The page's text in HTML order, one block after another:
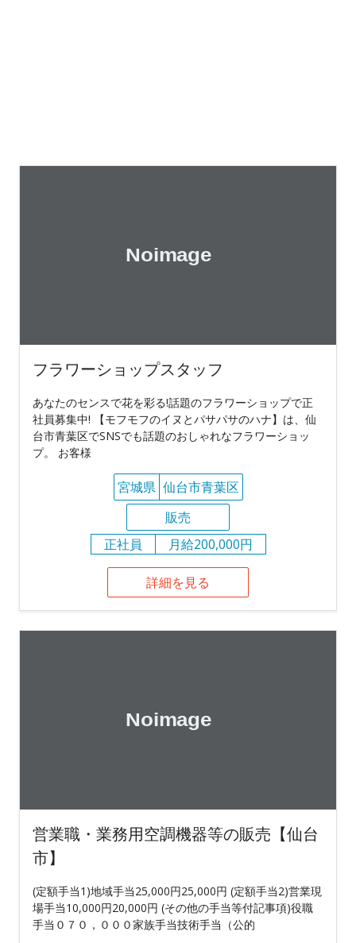
フラワーショップスタッフ
あなたのセンスで花を彩る!話題のフラワーショップで正
社員募集中! 【モフモフのイヌとパサパサのハナ】は、仙
台市青葉区でSNSでも話題のおしゃれなフラワーショッ
プ。 お客様
宮城県 仙台市青葉区
販売
正社員
月給200,000円
詳細を見る
営業職・業務用空調機器等の販売【仙台
市】
(定額手当1)地域手当25,000円25,000円 (定額手当2)営業現
場手当10,000円20,000円 (その他の手当等付記事項)役職
手当０７０，０００家族手当技術手当（公的